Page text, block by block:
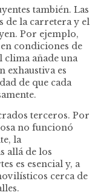
también. Las
de la carretera y el
Por ejemplo,
condiciones de
clima añade una
exhaustiva es
de que cada
terceros. Por
no funcionó
la
allá de los
es esencial y, a
cerca de